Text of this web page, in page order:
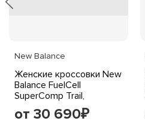
New Balance
Женские кроссовки New
Balance FuelCell
SuperComp Trail,
глиняно-абрикосовые
от 30 690₽